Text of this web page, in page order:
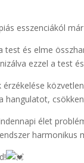
esszenciákól
test és elme
ezzel a test
érzékelése
hangulatot,
élet
harmonikus